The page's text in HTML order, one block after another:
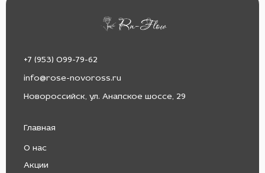
+7 (953) 099-79-62
info@rose-novoross.ru
Новороссийск, ул. Анапское шоссе, 29
Главная
О нас
Акции